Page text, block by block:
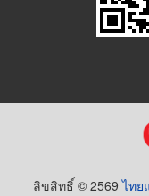
ลิขสิทธิ์ © 2569ไทย